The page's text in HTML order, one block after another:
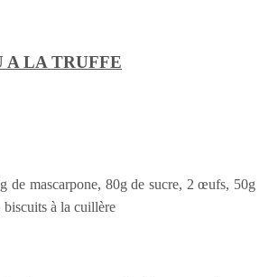
A LA TRUFFE
de mascarpone, 80g de sucre, 2 œufs, 50g
à la cuillère